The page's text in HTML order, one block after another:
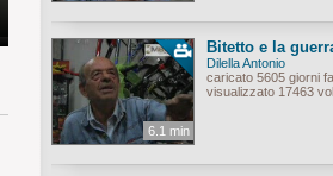
6.1 min
Bitetto e la
Dilella Antonio
caricato 5605 giorni fa
visualizzato 17463